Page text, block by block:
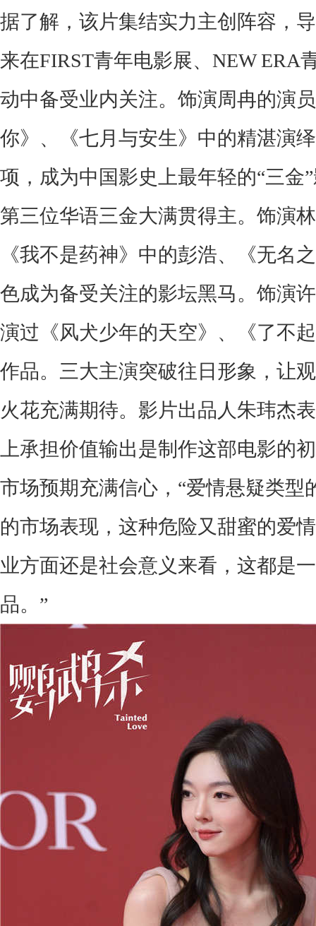
据了解 ， 该片集结实力主创阵容，
来在FIRST青年电影展、NEW ERA
动中备受业内关注。饰演周冉的演
你》、《七月与安生》中的精湛演
项，成为中国影史上最年轻的“三金
第三位华语三金大满贯得主。饰演
《我不是药神》中的彭浩、《无名
色成为备受关注的影坛黑马。饰演
演过《风犬少年的天空》、《了不
作品。三大主演突破往日形象 ，让
火花充满期待。 影片出品人朱玮杰
上承担价值输出是制作这部电影的
市场预期充满信心 ， “爱情悬疑类型
的市场表现，这种危险又甜蜜的爱
业方面还是社会意义来看，这都是
品。”